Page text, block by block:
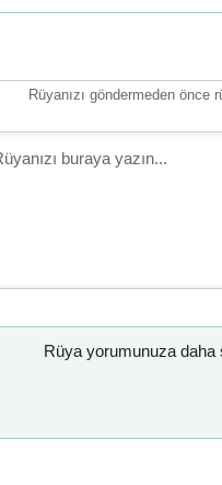
Rüyanızı göndermeden önce
Rüya yorumunuza daha